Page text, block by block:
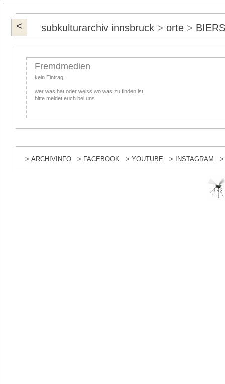
< subkulturarchiv innsbruck > orte >
Fremdmedien
kein Eintrag...
wer was hat oder weiss wo was zu finden ist,
bitte meldet euch bei uns.
> ARCHIVINFO > FACEBOOK > YOUTUBE > INSTAGRAM >